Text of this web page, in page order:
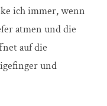
ich immer, wenn
atmen und die
auf die
und